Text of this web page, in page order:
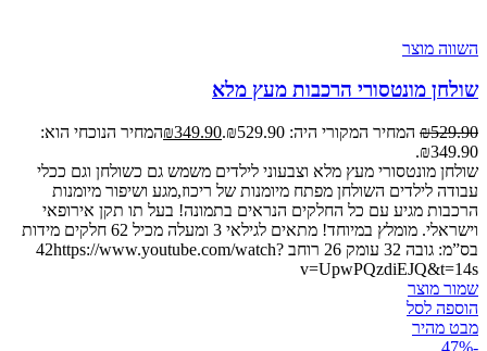
השווה מוצר
שולחן מונטסורי הרכבות מעץ מלא
₪529.90 המחיר המקורי היה: ₪529.90. ₪349.90
המחיר הנוכחי הוא:
₪349.90.
שולחן מונטסורי מעץ מלא וצבעוני לילדים משמש גם כשולחן וגם ככלי
עבודה לילדים השולחן מפתח מיומנות של ריכוז,מגע ושיפור מיומנות
הרכבות מגיע עם כל החלקים הנראים בתמונה! בעל תו תקן אירופאי
וישראלי. מומלץ במיוחד! מתאים לגילאי 3 ומעלה מכיל 62 חלקים מידות
בס”מ: גובה 32 עומק 26 רוחב 42https://www.youtube.com/watch?
v=UpwPQzdiEJQ&t=14s
שמור מוצר
הוספה לסל
מבט מהיר
-47%